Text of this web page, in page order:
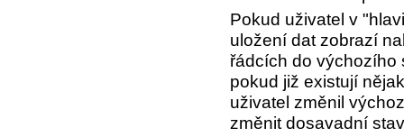
Pokud uživatel v
uložení dat zobrazí
řádcích do výchozího
pokud již existují
uživatel změnil
změnit dosavadní